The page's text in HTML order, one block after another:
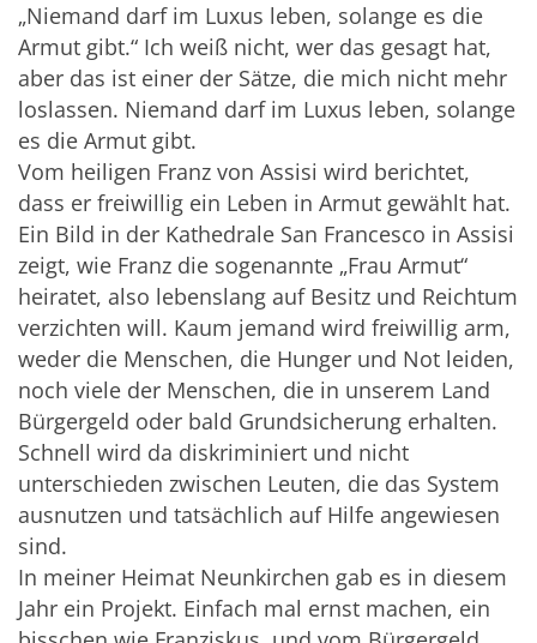
„Niemand darf im Luxus leben, solange es die
Armut gibt.“ Ich weiß nicht, wer das gesagt hat,
aber das ist einer der Sätze, die mich nicht mehr
loslassen. Niemand darf im Luxus leben, solange
es die Armut gibt.
Vom heiligen Franz von Assisi wird berichtet,
dass er freiwillig ein Leben in Armut gewählt hat.
Ein Bild in der Kathedrale San Francesco in Assisi
zeigt, wie Franz die sogenannte „Frau Armut“
heiratet, also lebenslang auf Besitz und Reichtum
verzichten will. Kaum jemand wird freiwillig arm,
weder die Menschen, die Hunger und Not leiden,
noch viele der Menschen, die in unserem Land
Bürgergeld oder bald Grundsicherung erhalten.
Schnell wird da diskriminiert und nicht
unterschieden zwischen Leuten, die das System
ausnutzen und tatsächlich auf Hilfe angewiesen
sind.
In meiner Heimat Neunkirchen gab es in diesem
Jahr ein Projekt. Einfach mal ernst machen, ein